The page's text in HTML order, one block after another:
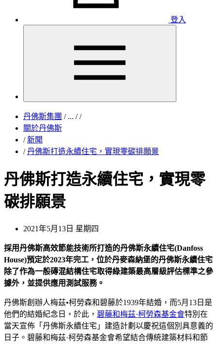
登入
丹佛斯集團 /... / /
關於丹佛斯
/ 新聞
/ 丹佛斯打造永續住宅，實現零碳排願景
丹佛斯打造永續住宅，實現零
碳排願景
2021年5月13日 星期四
採用丹佛斯高效節能技術所打造的丹佛斯永續住宅(Danfoss
House)預定於2023年完工，位於丹麥森納堡的丹佛斯永續住宅
除了作為一般磚混結構住宅取得綠建築最高層級評估標準之參
據外，並提供應用測試服務。
丹佛斯創辦人梅茲•柯勞森和碧藤於1939年結婚，而5月13日是
他們的結婚紀念日，於此， 碧藤和梅茲·柯勞森基金會特別在
當天宣佈「丹佛斯永續住宅」建造計劃以慶祝這個別具意義的
日子。碧藤和梅茲·柯勞森基金會希望結合傳統建築材料和節